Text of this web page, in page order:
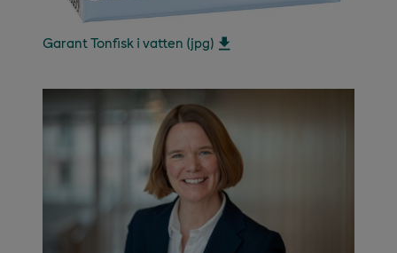
Garant Tonfisk i vatten (jpg)